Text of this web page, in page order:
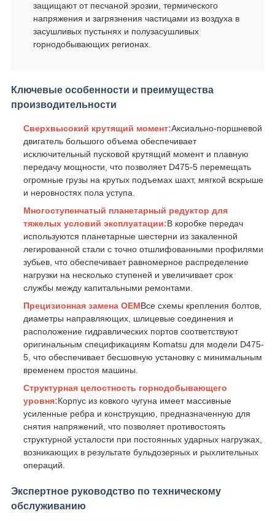
защищают от песчаной эрозии, термического
напряжения и загрязнения частицами из воздуха в
засушливых пустынях и полузасушливых
горнодобывающих регионах.
Ключевые особенности и преимущества
производительности
Сверхвысокий крутящий момент:Аксиально-поршневой
двигатель большого объема обеспечивает
исключительный пусковой крутящий момент и плавную
передачу мощности, что позволяет D475-5 перемещать
огромные грузы на крутых подъемах шахт, мягкой вскрыше
и неровностях пола уступа.
Многоступенчатый планетарный редуктор для
тяжелых условий эксплуатации:В коробке передач
используются планетарные шестерни из закаленной
легированной стали с точно отшлифованными профилями
зубьев, что обеспечивает равномерное распределение
нагрузки на несколько ступеней и увеличивает срок
службы между капитальными ремонтами.
Прецизионная замена OEMВсе схемы крепления болтов,
диаметры направляющих, шлицевые соединения и
расположение гидравлических портов соответствуют
оригинальным спецификациям Komatsu для модели D475-
5, что обеспечивает бесшовную установку с минимальным
временем простоя машины.
Структурная целостность горнодобывающего
уровня:Корпус из ковкого чугуна имеет массивные
усиленные ребра и конструкцию, предназначенную для
снятия напряжений, что позволяет противостоять
структурной усталости при постоянных ударных нагрузках,
возникающих в результате бульдозерных и рыхлительных
операций.
Экспертное руководство по техническому
обслуживанию